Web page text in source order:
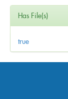
Has File(s)
true